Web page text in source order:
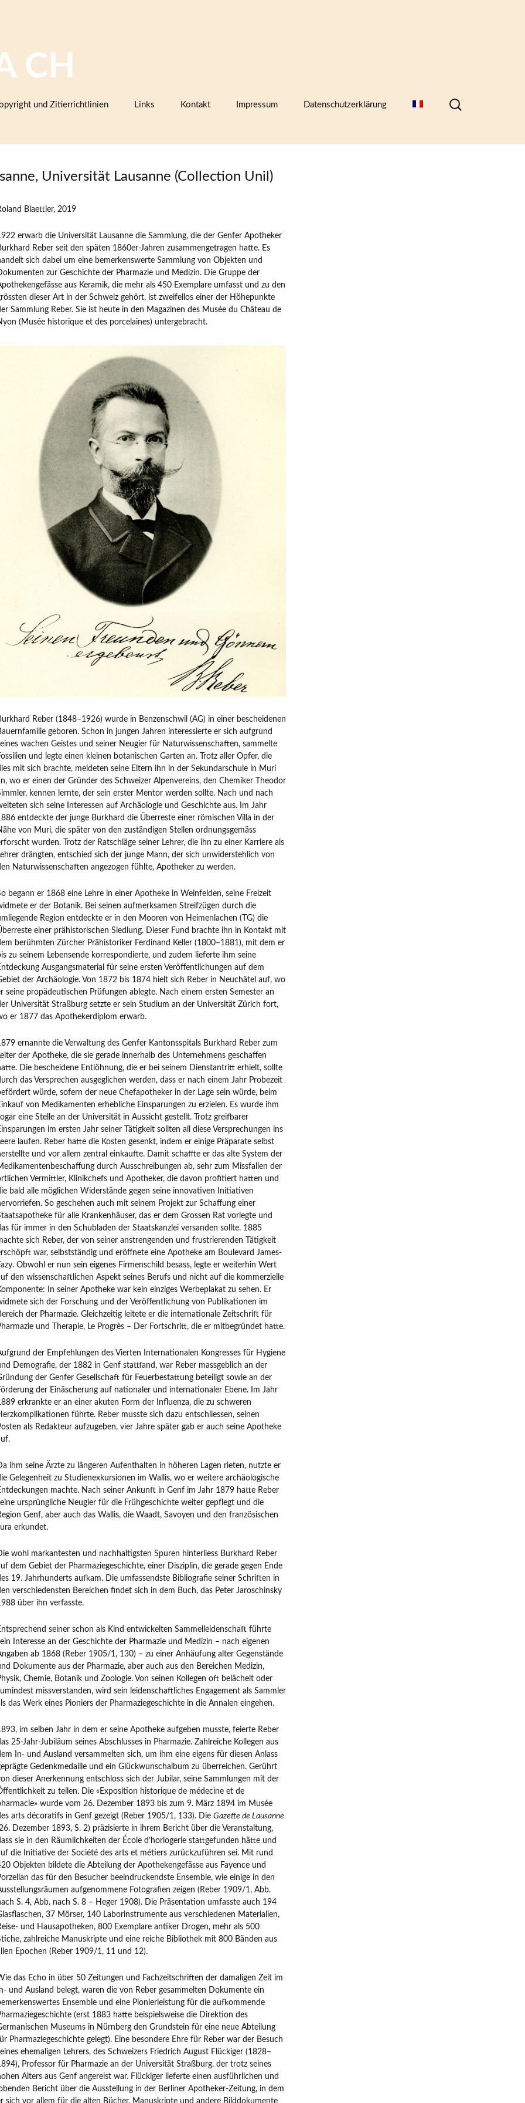
CH
und Zitierrichtlinien Links
Keramiklexika, Glossare,
Arbeitsanleitungen
Museen und Institutionen in der
Schweiz (inklusive Projektpartner)
Europäische Töpferei- und
Keramikmuseen, Museen mit grossen
Keramiksammlungen
Keramikfilme
Kontakt Impressum Datenschutzerklärung
Suchen
nach:
Universität Lausanne (Collection Unil)
Blaettler, 2019
erwarb die Universität Lausanne die Sammlung, die der Genfer Apotheker
Reber seit den späten 1860er-Jahren zusammengetragen hatte. Es
sich dabei um eine bemerkenswerte Sammlung von Objekten und
zur Geschichte der Pharmazie und Medizin. Die Gruppe der
aus Keramik, die mehr als 450 Exemplare umfasst und zu den
dieser Art in der Schweiz gehört, ist zweifellos einer der Höhepunkte
Sammlung Reber. Sie ist heute in den Magazinen des Musée du Château de
(Musée historique et des porcelaines) untergebracht.
Reber (1848–1926) wurde in Benzenschwil (AG) in einer bescheidenen
geboren. Schon in jungen Jahren interessierte er sich aufgrund
wachen Geistes und seiner Neugier für Naturwissenschaften, sammelte
und legte einen kleinen botanischen Garten an. Trotz aller Opfer, die
mit sich brachte, meldeten seine Eltern ihn in der Sekundarschule in Muri
wo er einen der Gründer des Schweizer Alpenvereins, den Chemiker Theodor
kennen lernte, der sein erster Mentor werden sollte. Nach und nach
sich seine Interessen auf Archäologie und Geschichte aus. Im Jahr
entdeckte der junge Burkhard die Überreste einer römischen Villa in der
von Muri, die später von den zuständigen Stellen ordnungsgemäss
wurden. Trotz der Ratschläge seiner Lehrer, die ihn zu einer Karriere als
drängten, entschied sich der junge Mann, der sich unwiderstehlich von
Naturwissenschaften angezogen fühlte, Apotheker zu werden.
begann er 1868 eine Lehre in einer Apotheke in Weinfelden, seine Freizeit
er der Botanik. Bei seinen aufmerksamen Streifzügen durch die
Region entdeckte er in den Mooren von Heimenlachen (TG) die
einer prähistorischen Siedlung. Dieser Fund brachte ihn in Kontakt mit
berühmten Zürcher Prähistoriker Ferdinand Keller (1800–1881), mit dem er
zu seinem Lebensende korrespondierte, und zudem lieferte ihm seine
Ausgangsmaterial für seine ersten Veröffentlichungen auf dem
der Archäologie. Von 1872 bis 1874 hielt sich Reber in Neuchâtel auf, wo
seine propädeutischen Prüfungen ablegte. Nach einem ersten Semester an
Universität Straßburg setzte er sein Studium an der Universität Zürich fort,
er 1877 das Apothekerdiplom erwarb.
ernannte die Verwaltung des Genfer Kantonsspitals Burkhard Reber zum
der Apotheke, die sie gerade innerhalb des Unternehmens geschaffen
Die bescheidene Entlöhnung, die er bei seinem Dienstantritt erhielt, sollte
das Versprechen ausgeglichen werden, dass er nach einem Jahr Probezeit
würde, sofern der neue Chefapotheker in der Lage sein würde, beim
von Medikamenten erhebliche Einsparungen zu erzielen. Es wurde ihm
eine Stelle an der Universität in Aussicht gestellt. Trotz greifbarer
im ersten Jahr seiner Tätigkeit sollten all diese Versprechungen ins
laufen. Reber hatte die Kosten gesenkt, indem er einige Präparate selbst
und vor allem zentral einkaufte. Damit schaffte er das alte System der
durch Ausschreibungen ab, sehr zum Missfallen der
Vermittler, Klinikchefs und Apotheker, die davon profitiert hatten und
bald alle möglichen Widerstände gegen seine innovativen Initiativen
So geschehen auch mit seinem Projekt zur Schaffung einer
für alle Krankenhäuser, das er dem Grossen Rat vorlegte und
für immer in den Schubladen der Staatskanzlei versanden sollte. 1885
sich Reber, der von seiner anstrengenden und frustrierenden Tätigkeit
war, selbstständig und eröffnete eine Apotheke am Boulevard James-
Obwohl er nun sein eigenes Firmenschild besass, legte er weiterhin Wert
den wissenschaftlichen Aspekt seines Berufs und nicht auf die kommerzielle
In seiner Apotheke war kein einziges Werbeplakat zu sehen. Er
sich der Forschung und der Veröffentlichung von Publikationen im
der Pharmazie. Gleichzeitig leitete er die internationale Zeitschrift für
und Therapie, Le Progrès – Der Fortschritt, die er mitbegründet hatte.
der Empfehlungen des Vierten Internationalen Kongresses für Hygiene
Demografie, der 1882 in Genf stattfand, war Reber massgeblich an der
der Genfer Gesellschaft für Feuerbestattung beteiligt sowie an der
der Einäscherung auf nationaler und internationaler Ebene. Im Jahr
erkrankte er an einer akuten Form der Influenza, die zu schweren
führte. Reber musste sich dazu entschliessen, seinen
als Redakteur aufzugeben, vier Jahre später gab er auch seine Apotheke
ihm seine Ärzte zu längeren Aufenthalten in höheren Lagen rieten, nutzte er
Gelegenheit zu Studienexkursionen im Wallis, wo er weitere archäologische
machte. Nach seiner Ankunft in Genf im Jahr 1879 hatte Reber
ursprüngliche Neugier für die Frühgeschichte weiter gepflegt und die
Genf, aber auch das Wallis, die Waadt, Savoyen und den französischen
erkundet.
wohl markantesten und nachhaltigsten Spuren hinterliess Burkhard Reber
dem Gebiet der Pharmaziegeschichte, einer Disziplin, die gerade gegen Ende
19. Jahrhunderts aufkam. Die umfassendste Bibliografie seiner Schriften in
verschiedensten Bereichen findet sich in dem Buch, das Peter Jaroschinsky
über ihn verfasste.
seiner schon als Kind entwickelten Sammelleidenschaft führte
Interesse an der Geschichte der Pharmazie und Medizin – nach eigenen
ab 1868 (Reber 1905/1, 130) – zu einer Anhäufung alter Gegenstände
Dokumente aus der Pharmazie, aber auch aus den Bereichen Medizin,
Chemie, Botanik und Zoologie. Von seinen Kollegen oft belächelt oder
missverstanden, wird sein leidenschaftliches Engagement als Sammler
das Werk eines Pioniers der Pharmaziegeschichte in die Annalen eingehen.
im selben Jahr in dem er seine Apotheke aufgeben musste, feierte Reber
25-Jahr-Jubiläum seines Abschlusses in Pharmazie. Zahlreiche Kollegen aus
In- und Ausland versammelten sich, um ihm eine eigens für diesen Anlass
Gedenkmedaille und ein Glückwunschalbum zu überreichen. Gerührt
dieser Anerkennung entschloss sich der Jubilar, seine Sammlungen mit der
zu teilen. Die «Exposition historique de médecine et de
wurde vom 26. Dezember 1893 bis zum 9. März 1894 im Musée
arts décoratifs in Genf gezeigt (Reber 1905/1, 133). Die Gazette de Lausanne
Dezember 1893, S. 2) präzisierte in ihrem Bericht über die Veranstaltung,
sie in den Räumlichkeiten der École d’horlogerie stattgefunden hätte und
die Initiative der Société des arts et métiers zurückzuführen sei. Mit rund
Objekten bildete die Abteilung der Apothekengefässe aus Fayence und
das für den Besucher beeindruckendste Ensemble, wie einige in den
aufgenommene Fotografien zeigen (Reber 1909/1, Abb.
S. 4, Abb. nach S. 8 – Heger 1908). Die Präsentation umfasste auch 194
37 Mörser, 140 Laborinstrumente aus verschiedenen Materialien,
und Hausapotheken, 800 Exemplare antiker Drogen, mehr als 500
zahlreiche Manuskripte und eine reiche Bibliothek mit 800 Bänden aus
Epochen (Reber 1909/1, 11 und 12).
das Echo in über 50 Zeitungen und Fachzeitschriften der damaligen Zeit im
und Ausland belegt, waren die von Reber gesammelten Dokumente ein
Ensemble und eine Pionierleistung für die aufkommende
(erst 1883 hatte beispielsweise die Direktion des
Museums in Nürnberg den Grundstein für eine neue Abteilung
Pharmaziegeschichte gelegt). Eine besondere Ehre für Reber war der Besuch
ehemaligen Lehrers, des Schweizers Friedrich August Flückiger (1828–
Professor für Pharmazie an der Universität Straßburg, der trotz seines
Alters aus Genf angereist war. Flückiger lieferte einen ausführlichen und
Bericht über die Ausstellung in der Berliner Apotheker-Zeitung, in dem